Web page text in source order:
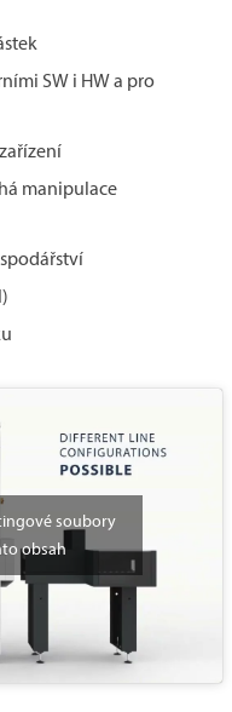
SW i HW a pro
manipulace
soubory
obsah